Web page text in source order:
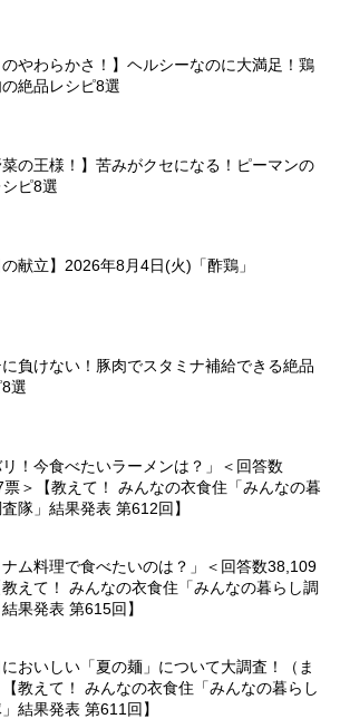
のやわらかさ！】ヘルシーなのに大満足！鶏
絶品レシピ8選
菜の王様！】苦みがクセになる！ピーマンの
ピ8選
の献立】2026年8月4日(火)「酢鶏」
負けない！豚肉でスタミナ補給できる絶品
選
リ！今食べたいラーメンは？」＜回答数
＞【教えて！ みんなの衣食住「みんなの暮
隊」結果発表 第612回】
ナム料理で食べたいのは？」＜回答数38,109
えて！ みんなの衣食住「みんなの暮らし調
果発表 第615回】
おいしい「夏の麺」について大調査！（ま
【教えて！ みんなの衣食住「みんなの暮らし
結果発表 第611回】